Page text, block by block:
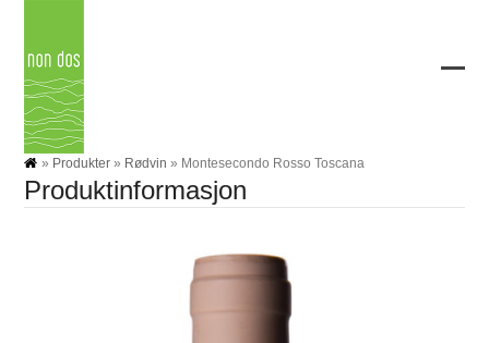
content
» Produkter » Rødvin » Montesecondo Rosso Toscana
Produktinformasjon